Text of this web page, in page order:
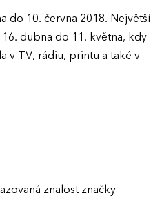
do 10. června 2018. Největší
dubna do 11. května, kdy
v TV, rádiu, printu a také v
znalost značky